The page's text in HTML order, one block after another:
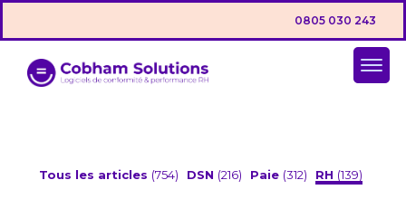
0805 030 243
Tous les articles (754) DSN (216) Paie (312) RH (139)